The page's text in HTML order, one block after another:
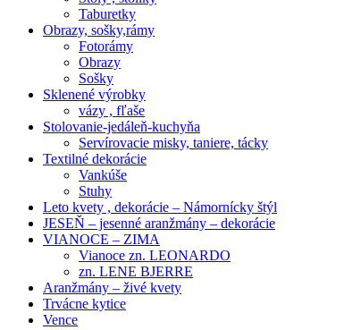
Taburetky
Obrazy, sošky,rámy
Fotorámy
Obrazy
Sošky
Sklenené výrobky
vázy , fľaše
Stolovanie-jedáleň-kuchyňa
Servírovacie misky, taniere, tácky
Textilné dekorácie
Vankúše
Stuhy
Leto kvety , dekorácie – Námornícky štýl
JESEŇ – jesenné aranžmány – dekorácie
VIANOCE – ZIMA
Vianoce zn. LEONARDO
zn. LENE BJERRE
Aranžmány – živé kvety
Trvácne kytice
Vence